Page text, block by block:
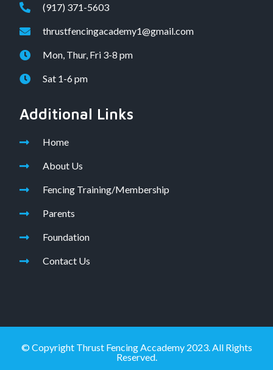
(917) 371-5603
thrustfencingacademy1@gmail.com
Mon, Thur, Fri 3-8 pm
Sat 1-6 pm
Additional Links
Home
About Us
Fencing Training/Membership
Parents
Foundation
Contact Us
© Copyright Thrust Fencing Accademy 2023. All Rights
Reserved.